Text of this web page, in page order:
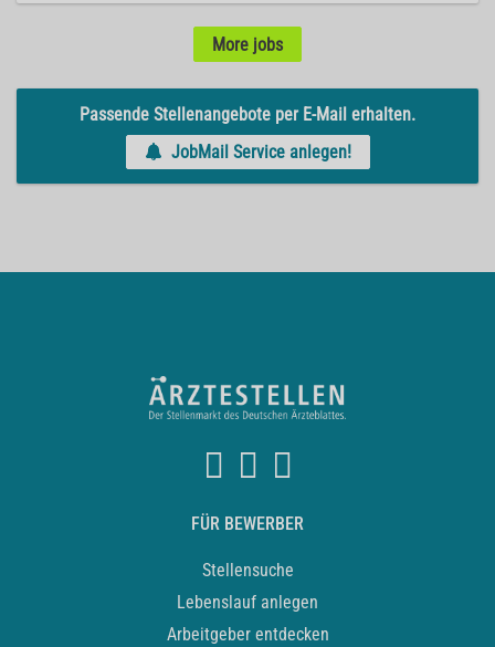
More jobs
Passende Stellenangebote per E-Mail erhalten.
JobMail Service anlegen!
FÜR BEWERBER
Stellensuche
Lebenslauf anlegen
Arbeitgeber entdecken